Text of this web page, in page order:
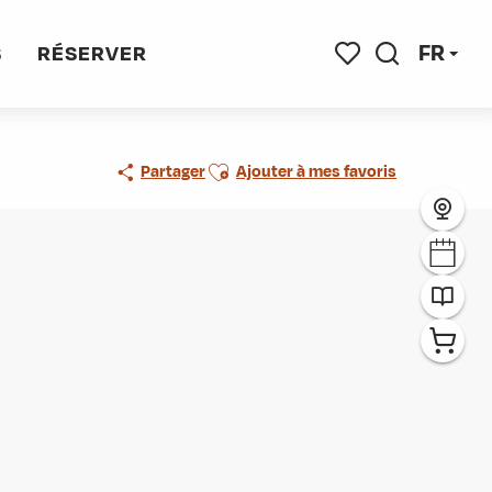
FR
RÉSERVER
PartagerAjouter aux favoris
Ajouter à mes favoris